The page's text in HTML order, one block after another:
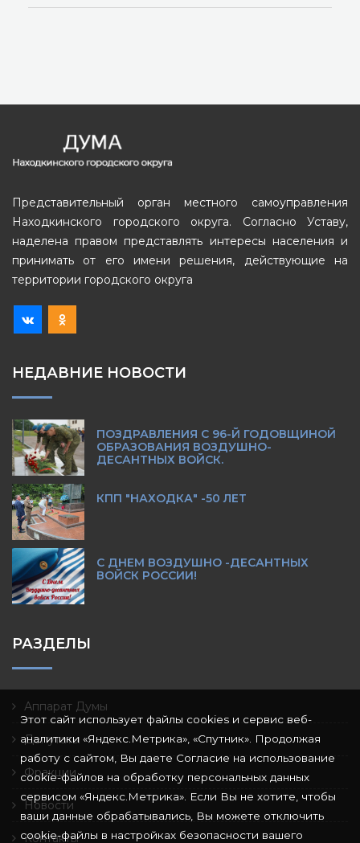
Представительный орган местного самоуправления
Находкинского городского округа. Согласно Уставу,
наделена правом представлять интересы населения и
принимать от его имени решения, действующие на
территории городского округа
НЕДАВНИЕ НОВОСТИ
ПОЗДРАВЛЕНИЯ С 96-Й ГОДОВЩИНОЙ
ОБРАЗОВАНИЯ ВОЗДУШНО-
ДЕСАНТНЫХ ВОЙСК.
КПП "НАХОДКА" -50 ЛЕТ
С ДНЕМ ВОЗДУШНО -ДЕСАНТНЫХ
ВОЙСК РОССИИ!
РАЗДЕЛЫ
Аппарат Думы
Депутаты
Фракции
Новости
Контакты
Этот сайт использует файлы cookies и сервис веб-
аналитики «Яндекс.Метрика», «Спутник». Продолжая
работу с сайтом, Вы даете Согласие на использование
cookie-файлов на обработку персональных данных
сервисом «Яндекс.Метрика». Если Вы не хотите, чтобы
ваши данные обрабатывались, Вы можете отключить
cookie-файлы в настройках безопасности вашего